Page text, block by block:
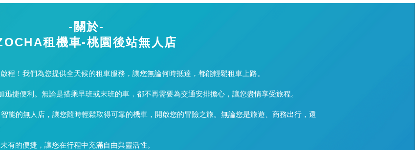
-關於-
租機車-桃園後站無人店
程！我們為您提供全天候的租車服務，讓您無論何時抵達，都能輕鬆租車上路。
捷便利。無論是搭乘早班或末班的車，都不再需要為交通安排擔心，讓您盡情享受旅程。
能的無人店，讓您隨時輕鬆取得可靠的機車，開啟您的冒險之旅。無論您是旅遊、商務出行，還
有的便捷，讓您在行程中充滿自由與靈活性。